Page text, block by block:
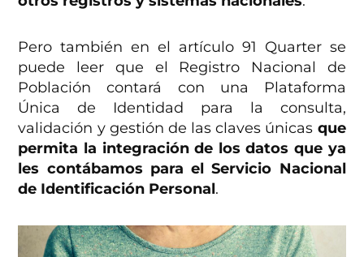
Pero también en el artículo 91 Quarter se
puede leer que el Registro Nacional de
Población contará con una Plataforma
Única de Identidad para la consulta,
validación y gestión de las claves únicas que
permita la integración de los datos que ya
les contábamos para el Servicio Nacional
de Identificación Personal.